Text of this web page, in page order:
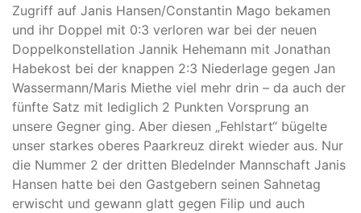
Zugriff auf Janis Hansen/Constantin Mago bekamen
und ihr Doppel mit 0:3 verloren war bei der neuen
Doppelkonstellation Jannik Hehemann mit Jonathan
Habekost bei der knappen 2:3 Niederlage gegen Jan
Wassermann/Maris Miethe viel mehr drin – da auch der
fünfte Satz mit lediglich 2 Punkten Vorsprung an
unsere Gegner ging. Aber diesen „Fehlstart“ bügelte
unser starkes oberes Paarkreuz direkt wieder aus. Nur
die Nummer 2 der dritten Bledelnder Mannschaft Janis
Hansen hatte bei den Gastgebern seinen Sahnetag
erwischt und gewann glatt gegen Filip und auch